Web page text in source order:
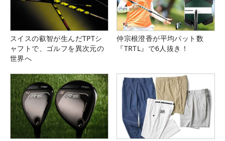
スイスの叡智が生んだTPTシ
ャフトで、ゴルフを異次元の
世界へ
仲宗根澄香が平均パット数
『TRTL』で6人抜き！